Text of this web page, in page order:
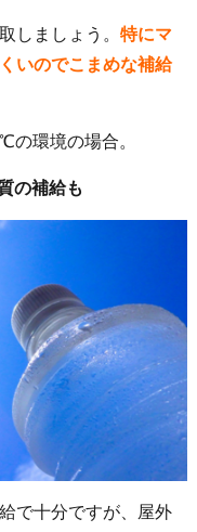
しましょう。 特にマ
いのでこまめな補給
環境の場合。
の補給も
で十分ですが、屋外